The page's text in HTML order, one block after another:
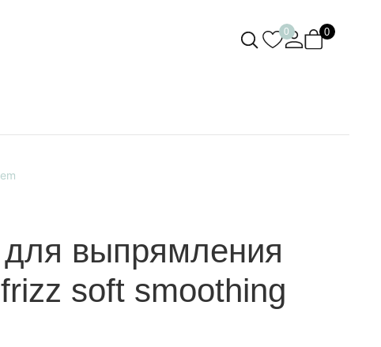
0 0
для выпрямления
soft smoothing